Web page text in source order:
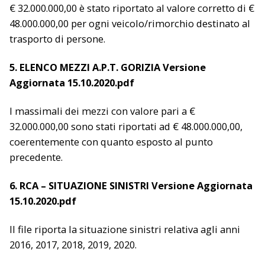
€ 32.000.000,00 è stato riportato al valore corretto di €
48.000.000,00 per ogni veicolo/rimorchio destinato al
trasporto di persone.
5. ELENCO MEZZI A.P.T. GORIZIA Versione
Aggiornata 15.10.2020.pdf
I massimali dei mezzi con valore pari a €
32.000.000,00 sono stati riportati ad € 48.000.000,00,
coerentemente con quanto esposto al punto
precedente.
6. RCA – SITUAZIONE SINISTRI Versione Aggiornata
15.10.2020.pdf
Il file riporta la situazione sinistri relativa agli anni
2016, 2017, 2018, 2019, 2020.